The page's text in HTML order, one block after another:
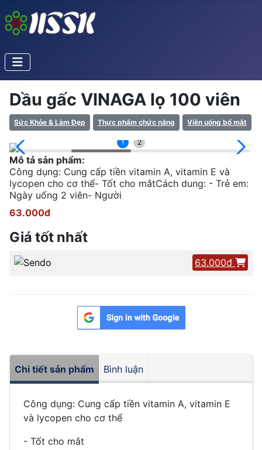
Dầu gấc VINAGA lọ 100 viên
Sức Khỏe & Làm Đẹp Thực phẩm chức năng Viên uống bổ mắt
1 2
Mô tả sản phẩm:
Công dụng: Cung cấp tiền vitamin A, vitamin E và
lycopen cho cơ thể- Tốt cho mắtCách dung: - Trẻ em:
Ngày uống 2 viên- Người
63.000đ
Giá tốt nhất
63.000đ
Chi tiết sản phẩm Bình luận
Công dụng: Cung cấp tiền vitamin A, vitamin E
và lycopen cho cơ thể
- Tốt cho mắt